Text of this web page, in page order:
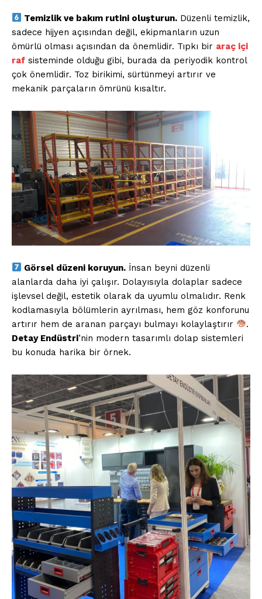
Temizlik ve bakım rutini oluşturun. Düzenli temizlik,
sadece hijyen açısından değil, ekipmanların uzun
ömürlü olması açısından da önemlidir. Tıpkı bir araç içi
raf sisteminde olduğu gibi, burada da periyodik kontrol
çok önemlidir. Toz birikimi, sürtünmeyi artırır ve
mekanik parçaların ömrünü kısaltır.
Görsel düzeni koruyun. İnsan beyni düzenli
alanlarda daha iyi çalışır. Dolayısıyla dolaplar sadece
işlevsel değil, estetik olarak da uyumlu olmalıdır. Renk
kodlamasıyla bölümlerin ayrılması, hem göz konforunu
artırır hem de aranan parçayı bulmayı kolaylaştırır
.
Detay Endüstri’nin modern tasarımlı dolap sistemleri
bu konuda harika bir örnek.